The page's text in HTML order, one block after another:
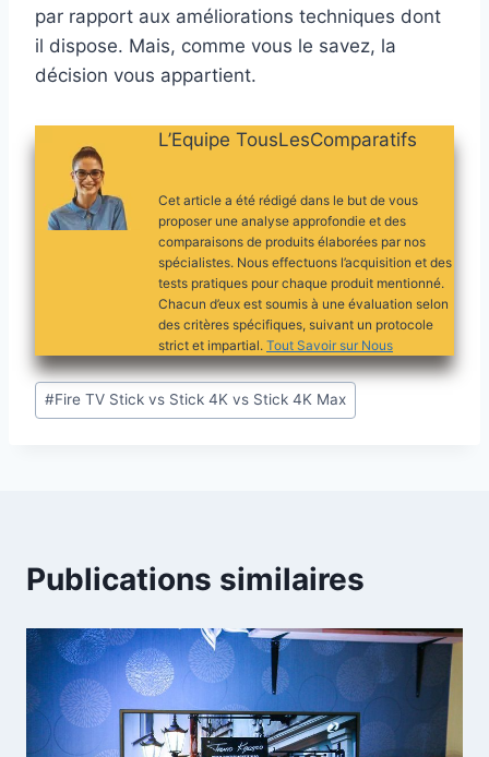
par rapport aux améliorations techniques dont
il dispose. Mais, comme vous le savez, la
décision vous appartient.
L’Equipe TousLesComparatifs
Cet article a été rédigé dans le but de vous
proposer une analyse approfondie et des
comparaisons de produits élaborées par nos
spécialistes. Nous effectuons l’acquisition et des
tests pratiques pour chaque produit mentionné.
Chacun d’eux est soumis à une évaluation selon
des critères spécifiques, suivant un protocole
strict et impartial. Tout Savoir sur Nous
Étiquettes
de
#Fire TV Stick vs Stick 4K vs Stick 4K Max
Publications similaires